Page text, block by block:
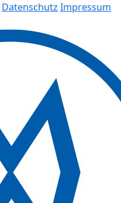
Datenschutz Impressum